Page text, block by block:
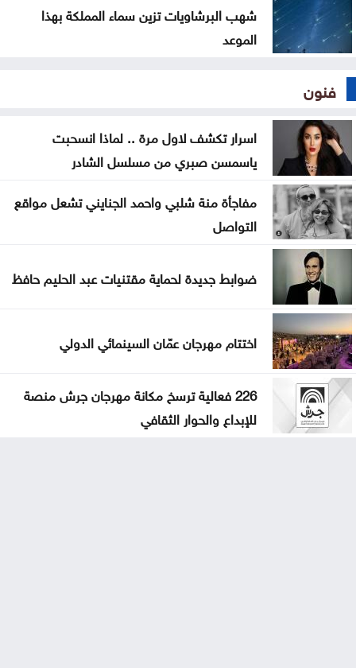
شهب البرشاويات تزين سماء المملكة بهذا
الموعد
فنون
اسرار تكشف لاول مرة .. لماذا انسحبت
ياسمسن صبري من مسلسل الشادر
مفاجأة منة شلبي واحمد الجنايني تشعل مواقع
التواصل
ضوابط جديدة لحماية مقتنيات عبد الحليم حافظ
اختتام مهرجان عمّان السينمائي الدولي
226 فعالية ترسخ مكانة مهرجان جرش منصة
للإبداع والحوار الثقافي